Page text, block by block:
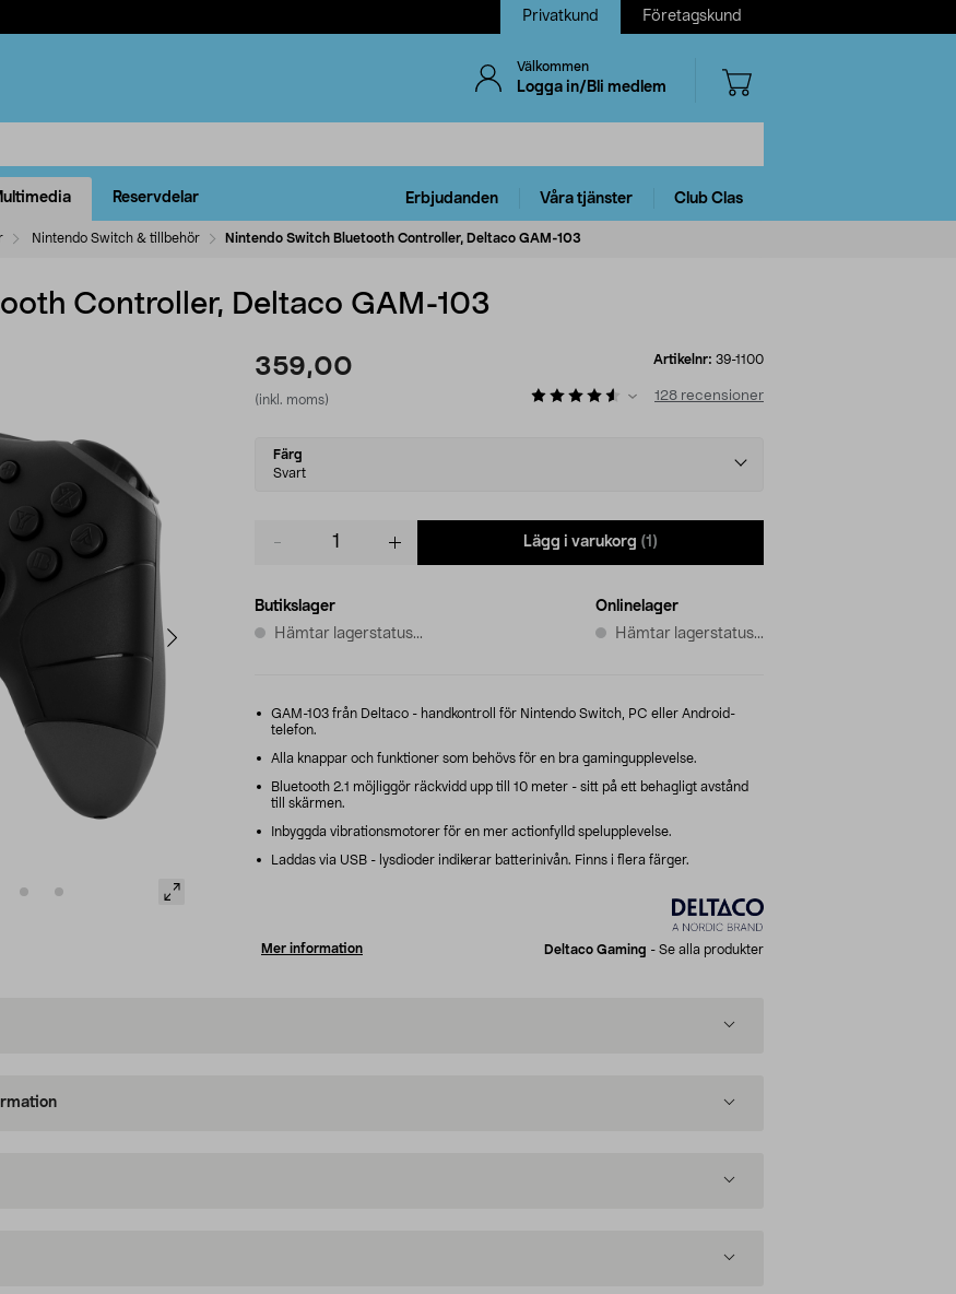
Privatkund Företagskund
Välkommen
Logga in/Bli medlem
Reservdelar Erbjudanden Våra tjänster Club Clas
Nintendo Switch & tillbehör Nintendo Switch Bluetooth Controller, Deltaco GAM-103
Controller, Deltaco GAM-103
359,00
(inkl. moms)
Artikelnr: 39-1100
128 recensioner
Select
variant
Färg
Svart
Lägg i varukorg (1)
Butikslager
Hämtar lagerstatus...
Onlinelager
Hämtar lagerstatus...
GAM-103 från Deltaco - handkontroll för Nintendo Switch, PC eller Android-
telefon.
Alla knappar och funktioner som behövs för en bra gamingupplevelse.
Bluetooth 2.1 möjliggör räckvidd upp till 10 meter - sitt på ett behagligt avstånd
till skärmen.
Inbyggda vibrationsmotorer för en mer actionfylld spelupplevelse.
Laddas via USB - lysdioder indikerar batterinivån. Finns i flera färger.
Mer information Deltaco Gaming - Se alla produkter